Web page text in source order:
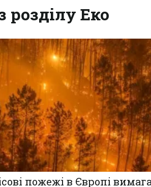
розділу Еко
пожежі в Європі